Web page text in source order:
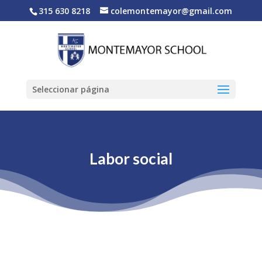
315 630 8218 colemontemayor@gmail.com
Seleccionar página
Labor social